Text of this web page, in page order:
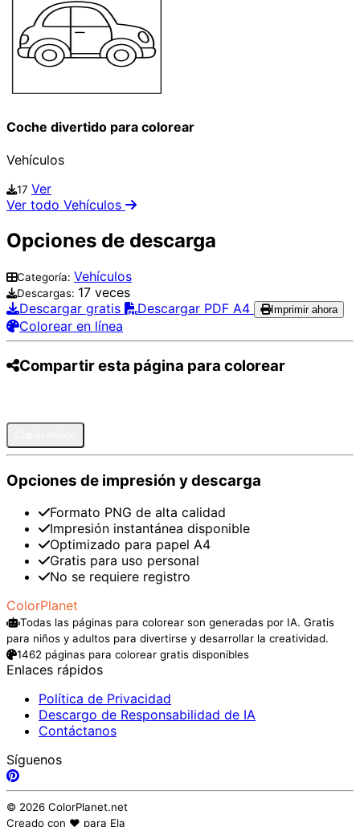
Coche divertido para colorear
Vehículos
17 Ver
Ver todo Vehículos
Opciones de descarga
Categoría: Vehículos
Descargas: 17 veces
Descargar gratis
Descargar PDF A4 Imprimir ahora
Colorear en línea
Compartir esta página para colorear
Opciones de impresión y descarga
Formato PNG de alta calidad
Impresión instantánea disponible
Optimizado para papel A4
Gratis para uso personal
No se requiere registro
ColorPlanet
Todas las páginas para colorear son generadas por IA. Gratis
para niños y adultos para divertirse y desarrollar la creatividad.
1462 páginas para colorear gratis disponibles
Enlaces rápidos
Política de Privacidad
Descargo de Responsabilidad de IA
Contáctanos
Síguenos
© 2026 ColorPlanet.net
Creado con ❤️ para Ela